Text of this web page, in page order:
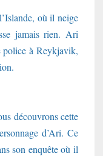
où il neige
jamais rien. Ari
police à Reykjavik,
découvrons cette
d’Ari. Ce
son enquête où il